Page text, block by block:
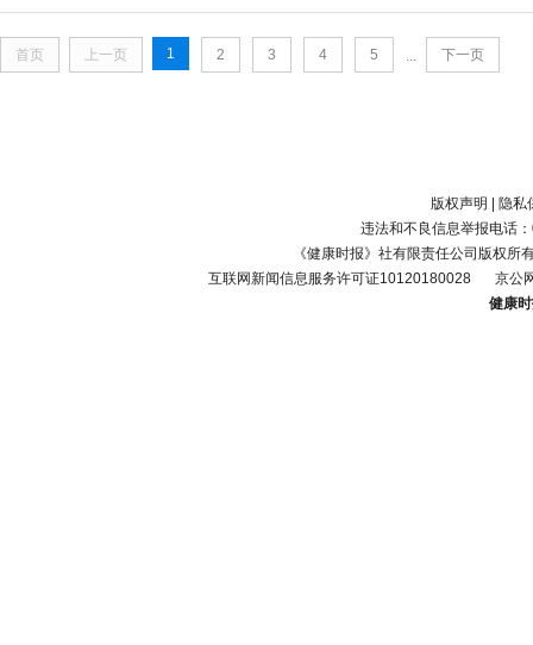
首页 上一页 1 2 3 4 5 ... 下一页
版权声明
隐私
违法和不良信息举报电话
《健康时报》社有限责任公司版权所
互联网新闻信息服务许可证10120180028
京公
健康